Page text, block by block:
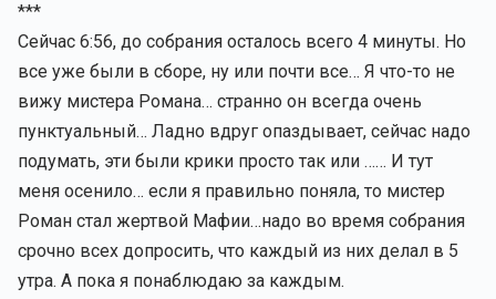
***
Сейчас 6:56, до собрания осталось всего 4 минуты. Но
все уже были в сборе, ну или почти все… Я что-то не
вижу мистера Романа… странно он всегда очень
пунктуальный… Ладно вдруг опаздывает, сейчас надо
подумать, эти были крики просто так или …… И тут
меня осенило… если я правильно поняла, то мистер
Роман стал жертвой Мафии…надо во время собрания
срочно всех допросить, что каждый из них делал в 5
утра. А пока я понаблюдаю за каждым.